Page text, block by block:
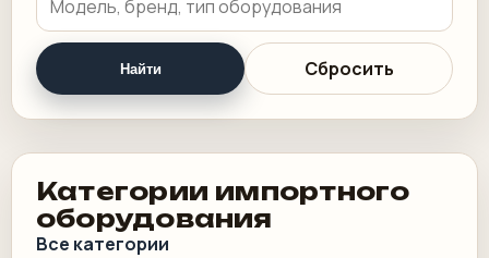
Найти Сбросить
Категории импортного
оборудования
Все категории